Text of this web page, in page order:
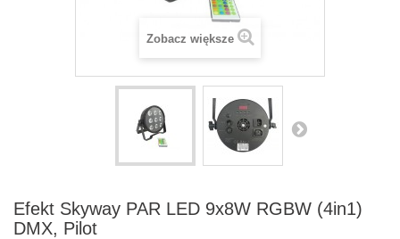
Zobacz większe
Efekt Skyway PAR LED 9x8W RGBW (4in1)
DMX, Pilot